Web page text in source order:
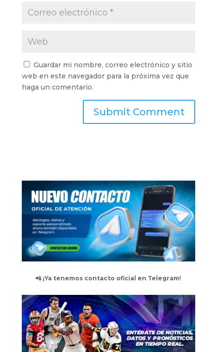
Guardar mi nombre, correo electrónico y sitio
web en este navegador para la próxima vez que
haga un comentario.
📲 ¡Ya tenemos contacto oficial en Telegram!